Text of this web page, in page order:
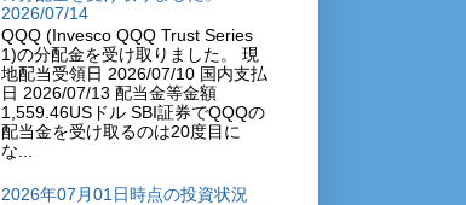
2026/07/14
QQQ (Invesco QQQ Trust Series
1)の分配金を受け取りました。 現
地配当受領日 2026/07/10 国内支払
日 2026/07/13 配当金等金額
1,559.46USドル SBI証券でQQQの
配当金を受け取るのは20度目に
な...
2026年07月01日時点の投資状況